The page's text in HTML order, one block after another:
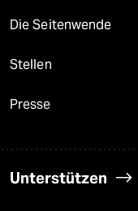
Die Seitenwende
Stellen
Presse
Unterstützen